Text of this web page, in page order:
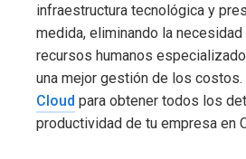
infraestructura tecnológica y
medida, eliminando la
recursos humanos
una mejor gestión de los costos.
Cloud para obtener todos los
productividad de tu empresa en